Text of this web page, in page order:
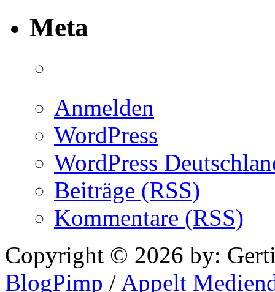
Meta
Anmelden
WordPress
WordPress
Beiträge (RSS)
Kommentare (RSS)
Copyright © 2026 by:
BlogPimp / Appelt